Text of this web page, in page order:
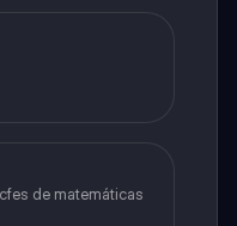
de matemáticas